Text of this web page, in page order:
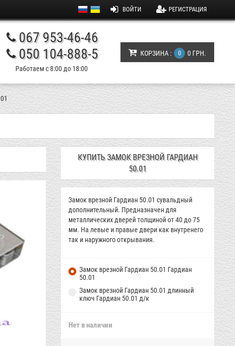
067 953-46-46
050 104-888-5
Работаем с 8:00 до 18:00
КОРЗИНА : 0 0 ГРН.
КУПИТЬ ЗАМОК ВРЕЗНОЙ ГАРДИАН
50.01
Замок врезной Гардиан 50.01 сувальдный
дополнительный. Предназначен для
металлических дверей толщиной от 40 до 75
мм. На левые и правые двери как внутренего
так и наружного открывания.
Замок врезной Гардиан 50.01 Гардиан
50.01
Замок врезной Гардиан 50.01 длинный
ключ Гардиан 50.01 д/к
Нет в наличии
ВОЙТИ РЕГИСТРАЦИЯ